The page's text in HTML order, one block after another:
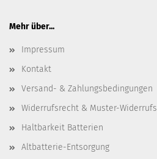
Mehr über...
Impressum
Kontakt
Versand- & Zahlungsbedingungen
Widerrufsrecht & Muster-
Haltbarkeit Batterien
Altbatterie-Entsorgung